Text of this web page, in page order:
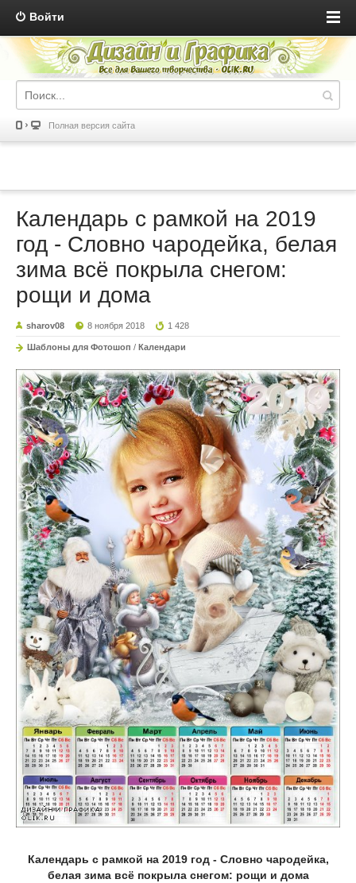
Войти
Полная версия сайта
Календарь с рамкой на 2019
год - Словно чародейка, белая
зима всё покрыла снегом:
рощи и дома
sharov08 8 ноября 2018 1 428
Шаблоны для Фотошоп / Календари
Календарь с рамкой на 2019 год - Словно чародейка,
белая зима всё покрыла снегом: рощи и дома